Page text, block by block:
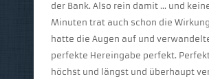
der Bank. Also rein damit … und
Minuten trat auch schon die
hatte die Augen auf und
perfekte Hereingabe perfekt.
höchst und längst und überhaupt